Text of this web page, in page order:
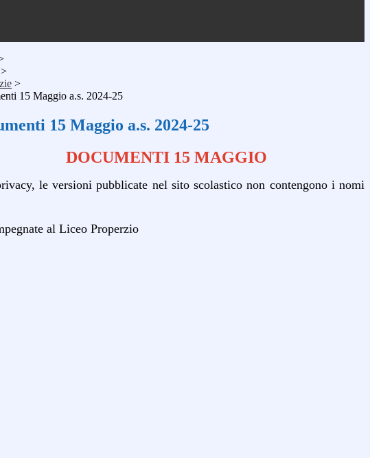
>
>
15 Maggio a.s. 2024-25
15 Maggio a.s. 2024-25
DOCUMENTI 15 MAGGIO
le versioni pubblicate nel sito scolastico non contengono i nomi
al Liceo Properzio